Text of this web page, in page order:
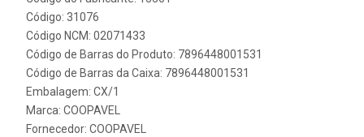
Código: 31076
Código NCM: 02071433
Código de Barras do Produto: 7896448001531
Código de Barras da Caixa: 7896448001531
Embalagem: CX/1
Marca: COOPAVEL
Fornecedor: COOPAVEL